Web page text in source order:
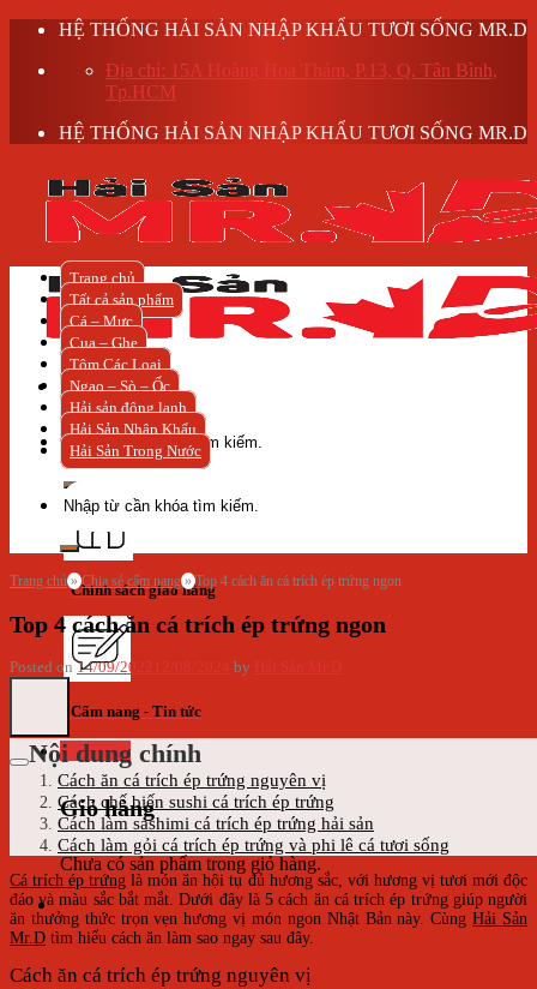
Skip
content
HỆ THỐNG HẢI SẢN NHẬP KHẨU TƯƠI SỐNG MR.D
Địa chỉ: 15A Hoàng Hoa Thám, P.13, Q. Tân Bình,
Tp.HCM
HỆ THỐNG HẢI SẢN NHẬP KHẨU TƯƠI SỐNG MR.D
Tìm
kiếm:
Chính sách giao hàng
Cẩm nang - Tin tức
Giỏ hàng
Giỏ hàng
Chưa có sản phẩm trong giỏ hàng.
Trang chủ
Tất cả sản phẩm
Cá – Mực
Cua – Ghẹ
Tôm Các Loại
Ngao – Sò – Ốc
Hải sản đông lạnh
Hải Sản Nhập Khẩu
Hải Sản Trong Nước
Tìm
kiếm:
Trang chủ»Chia sẻ cẩm nang»Top 4 cách ăn cá trích ép trứng ngon
Top 4 cách ăn cá trích ép trứng ngon
Posted on14/09/2022 by
Nội dung chính
Cách ăn cá trích ép trứng nguyên vị
Cách chế biến sushi cá trích ép trứng
Cách làm sashimi cá trích ép trứng hải sản
Cách làm gỏi cá trích ép trứng và phi lê cá tươi sống
Cá trích ép trứng là món ăn hội tụ đủ hương sắc, với hương vị tươi mới độc
đáo và màu sắc bắt mắt. Dưới đây là 5 cách ăn cá trích ép trứng giúp người
ăn thưởng thức trọn vẹn hương vị món ngon Nhật Bản này. CùngHải Sản
Mr.D tìm hiểu cách ăn làm sao ngay sau đây.
Cách ăn cá trích ép trứng nguyên vị